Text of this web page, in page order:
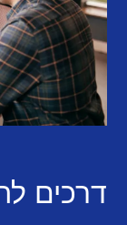
דרכים